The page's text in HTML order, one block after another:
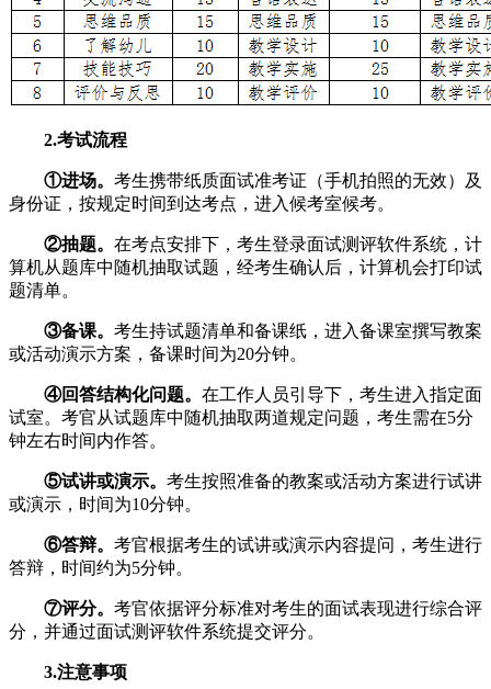
2.考试流程
①进场。 考生携带纸质面试准考证（手机拍照的无效）及
身份证，按规定时间到达考点，进入候考室候考。
②抽题。 在考点安排下，考生登录面试测评软件系统，计
算机从题库中随机抽取试题，经考生确认后，计算机会打印试
题清单。
③备课。 考生持试题清单和备课纸，进入备课室撰写教案
或活动演示方案，备课时间为20分钟。
④回答结构化问题。 在工作人员引导下，考生进入指定面
试室。考官从试题库中随机抽取两道规定问题，考生需在5分
钟左右时间内作答。
⑤试讲或演示。 考生按照准备的教案或活动方案进行试讲
或演示，时间为10分钟。
⑥答辩。 考官根据考生的试讲或演示内容提问，考生进行
答辩，时间约为5分钟。
⑦评分。 考官依据评分标准对考生的面试表现进行综合评
分，并通过面试测评软件系统提交评分。
3.注意事项